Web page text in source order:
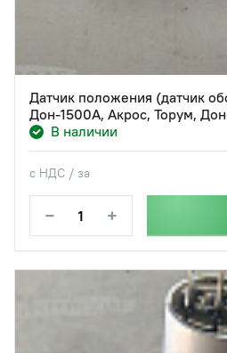
Датчик положения (датчик
Дон-1500А, Акрос, Торум,
В наличии
с НДС / за
− +